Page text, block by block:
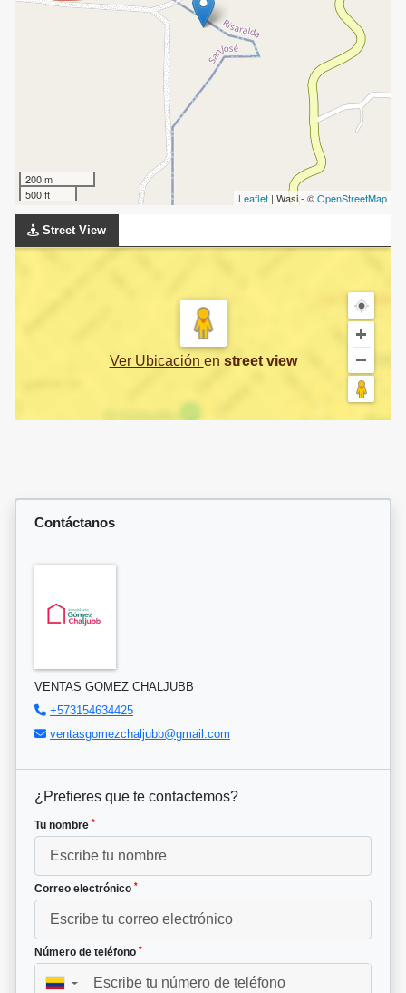
200 m
500 ft
Leaflet | Wasi - ©OpenStreetMap
Street View
Ver Ubicación en street view
Contáctanos
VENTAS GOMEZ CHALJUBB
+573154634425
ventasgomezchaljubb@gmail.com
¿Prefieres que te contactemos?
Tu nombre *
Correo electrónico *
Número de teléfono *
▼